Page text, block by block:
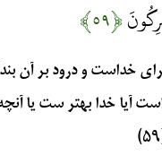
﴿۵۹﴾
خداست و درود بر آن
آيا خدا بهتر ست‏ يا